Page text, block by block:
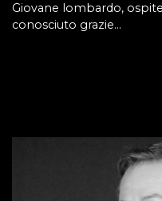
Giovane lombardo,
conosciuto grazie…